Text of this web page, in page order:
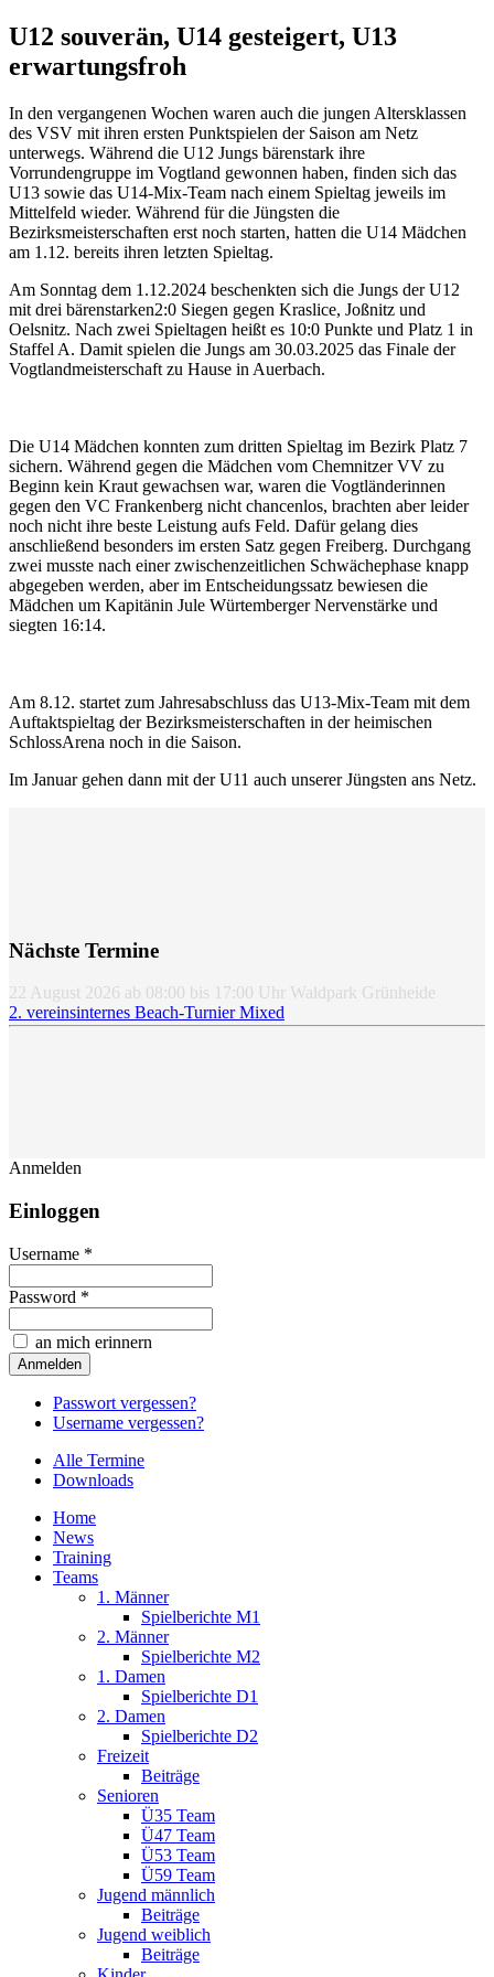
U12 souverän, U14 gesteigert, U13
erwartungsfroh
In den vergangenen Wochen waren auch die jungen Altersklassen
des VSV mit ihren ersten Punktspielen der Saison am Netz
unterwegs. Während die U12 Jungs bärenstark ihre
Vorrundengruppe im Vogtland gewonnen haben, finden sich das
U13 sowie das U14-Mix-Team nach einem Spieltag jeweils im
Mittelfeld wieder. Während für die Jüngsten die
Bezirksmeisterschaften erst noch starten, hatten die U14 Mädchen
am 1.12. bereits ihren letzten Spieltag.
Am Sonntag dem 1.12.2024 beschenkten sich die Jungs der U12
mit drei bärenstarken2:0 Siegen gegen Kraslice, Joßnitz und
Oelsnitz. Nach zwei Spieltagen heißt es 10:0 Punkte und Platz 1 in
Staffel A. Damit spielen die Jungs am 30.03.2025 das Finale der
Vogtlandmeisterschaft zu Hause in Auerbach.
Die U14 Mädchen konnten zum dritten Spieltag im Bezirk Platz 7
sichern. Während gegen die Mädchen vom Chemnitzer VV zu
Beginn kein Kraut gewachsen war, waren die Vogtländerinnen
gegen den VC Frankenberg nicht chancenlos, brachten aber leider
noch nicht ihre beste Leistung aufs Feld. Dafür gelang dies
anschließend besonders im ersten Satz gegen Freiberg. Durchgang
zwei musste nach einer zwischenzeitlichen Schwächephase knapp
abgegeben werden, aber im Entscheidungssatz bewiesen die
Mädchen um Kapitänin Jule Würtemberger Nervenstärke und
siegten 16:14.
Am 8.12. startet zum Jahresabschluss das U13-Mix-Team mit dem
Auftaktspieltag der Bezirksmeisterschaften in der heimischen
SchlossArena noch in die Saison.
Im Januar gehen dann mit der U11 auch unserer Jüngsten ans Netz.
Nächste Termine
22 August 2026 ab 08:00 bis 17:00 Uhr Waldpark Grünheide
2. vereinsinternes Beach-Turnier Mixed
Anmelden
Einloggen
Username *
Password *
an mich erinnern
Passwort vergessen?
Username vergessen?
Alle Termine
Downloads
Home
News
Training
Teams
1. Männer
Spielberichte M1
2. Männer
Spielberichte M2
1. Damen
Spielberichte D1
2. Damen
Spielberichte D2
Freizeit
Beiträge
Senioren
Ü35 Team
Ü47 Team
Ü53 Team
Ü59 Team
Jugend männlich
Beiträge
Jugend weiblich
Beiträge